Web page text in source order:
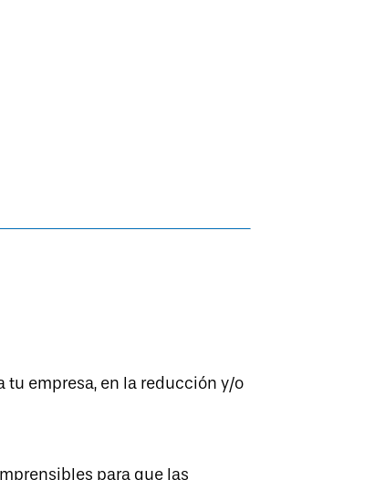
tu empresa, en la reducción y/o
para que las